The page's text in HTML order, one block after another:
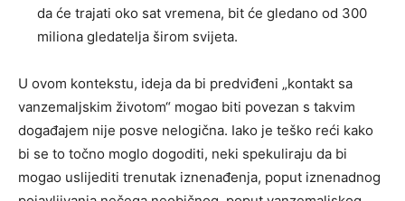
da će trajati oko sat vremena, bit će gledano od 300
miliona gledatelja širom svijeta.
U ovom kontekstu, ideja da bi predviđeni „kontakt sa
vanzemaljskim životom“ mogao biti povezan s takvim
događajem nije posve nelogična. Iako je teško reći kako
bi se to točno moglo dogoditi, neki spekuliraju da bi
mogao uslijediti trenutak iznenađenja, poput iznenadnog